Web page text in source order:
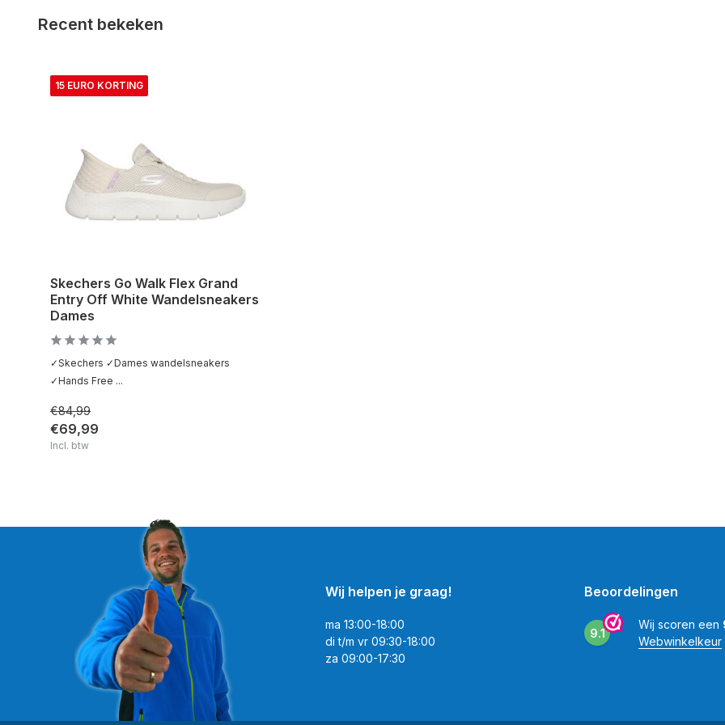
Recent bekeken
15 EURO KORTING
Skechers Go Walk Flex Grand
Entry Off White Wandelsneakers
Dames
✓Skechers ✓Dames wandelsneakers
✓Hands Free ...
€84,99
€69,99
Incl. btw
Wij helpen je graag!
ma 13:00-18:00
di t/m vr 09:30-18:00
za 09:00-17:30
Beoordelingen
9.1
Wij scoren een
Webwinkelkeur